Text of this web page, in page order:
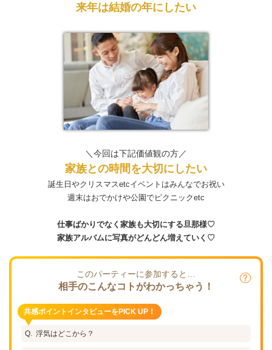
来年は結婚の年にしたい
＼今回は下記価値観の方／
家族との時間を大切にしたい
誕生日やクリスマスetcイベントはみんなでお祝い
週末はおでかけや公園でピクニックetc
仕事ばかりでなく家族も大切にする旦那様♡
家族アルバムに写真がどんどん増えていく♡
このパーティーに参加すると…
相手のこんなコトがわかっちゃう！
共感ポイントインタビューをPICK UP！
浮気はどこから？